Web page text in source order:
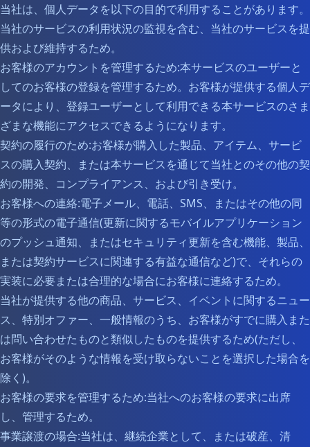
当社は、個人データを以下の目的で利用することがあります。
当社のサービスの利用状況の監視を含む、当社のサービスを提
供および維持するため。
お客様のアカウントを管理するため:本サービスのユーザーと
してのお客様の登録を管理するため。お客様が提供する個人デ
ータにより、登録ユーザーとして利用できる本サービスのさま
ざまな機能にアクセスできるようになります。
契約の履行のため:お客様が購入した製品、アイテム、サービ
スの購入契約、または本サービスを通じて当社とのその他の契
約の開発、コンプライアンス、および引き受け。
お客様への連絡:電子メール、電話、SMS、またはその他の同
等の形式の電子通信(更新に関するモバイルアプリケーション
のプッシュ通知、またはセキュリティ更新を含む機能、製品、
または契約サービスに関連する有益な通信など)で、それらの
実装に必要または合理的な場合にお客様に連絡するため。
当社が提供する他の商品、サービス、イベントに関するニュー
ス、特別オファー、一般情報のうち、お客様がすでに購入また
は問い合わせたものと類似したものを提供するため(ただし、
お客様がそのような情報を受け取らないことを選択した場合を
除く)。
お客様の要求を管理するため:当社へのお客様の要求に出席
し、管理するため。
事業譲渡の場合:当社は、継続企業として、または破産、清